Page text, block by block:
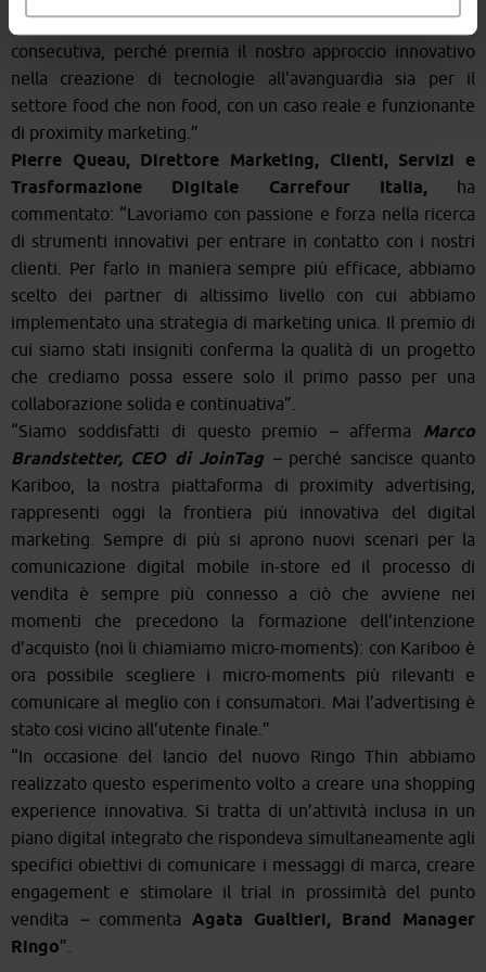
molto a questo riconoscimento, vinto per la terza volta
consecutiva, perché premia il nostro approccio innovativo
nella creazione di tecnologie all’avanguardia sia per il
settore food che non food, con un caso reale e funzionante
di proximity marketing.”
Pierre Queau, Direttore Marketing, Clienti, Servizi e
Trasformazione Digitale Carrefour Italia, ha
commentato: “Lavoriamo con passione e forza nella ricerca
di strumenti innovativi per entrare in contatto con i nostri
clienti. Per farlo in maniera sempre più efficace, abbiamo
scelto dei partner di altissimo livello con cui abbiamo
implementato una strategia di marketing unica. Il premio di
cui siamo stati insigniti conferma la qualità di un progetto
che crediamo possa essere solo il primo passo per una
collaborazione solida e continuativa”.
“Siamo soddisfatti di questo premio – afferma
Marco
Brandstetter, CEO di JoinTag – perché sancisce quanto
Kariboo, la nostra piattaforma di proximity advertising,
rappresenti oggi la frontiera più innovativa del digital
marketing. Sempre di più si aprono nuovi scenari per la
comunicazione digital mobile in-store ed il processo di
vendita è sempre più connesso a ciò che avviene nei
momenti che precedono la formazione dell’intenzione
d’acquisto (noi li chiamiamo micro-moments): con Kariboo è
ora possibile scegliere i micro-moments più rilevanti e
comunicare al meglio con i consumatori. Mai l’advertising è
stato così vicino all’utente finale.”
“In occasione del lancio del nuovo Ringo Thin abbiamo
realizzato questo esperimento volto a creare una shopping
experience innovativa. Si tratta di un’attività inclusa in un
piano digital integrato che rispondeva simultaneamente agli
specifici obiettivi di comunicare i messaggi di marca, creare
engagement e stimolare il trial in prossimità del punto
vendita – commenta Agata Gualtieri, Brand Manager
Ringo”.